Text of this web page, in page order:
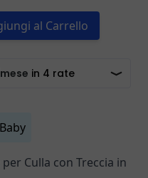
al Carrello